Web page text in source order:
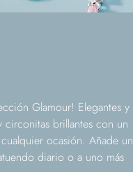
Glamour! Elegantes y
brillantes con un
ocasión. Añade un
diario o a uno más